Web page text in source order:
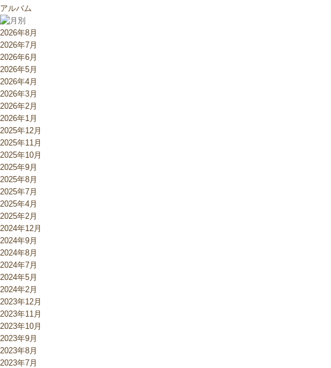
アルバム
2026年8月
2026年7月
2026年6月
2026年5月
2026年4月
2026年3月
2026年2月
2026年1月
2025年12月
2025年11月
2025年10月
2025年9月
2025年8月
2025年7月
2025年4月
2025年2月
2024年12月
2024年9月
2024年8月
2024年7月
2024年5月
2024年2月
2023年12月
2023年11月
2023年10月
2023年9月
2023年8月
2023年7月